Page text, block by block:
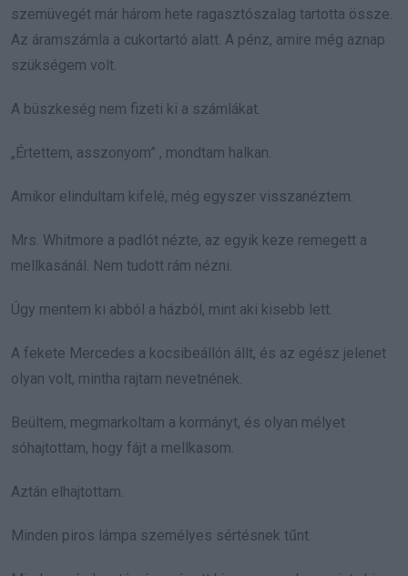
szemüvegét már három hete ragasztószalag tartotta össze.
Az áramszámla a cukortartó alatt. A pénz, amire még aznap
szükségem volt.
A büszkeség nem fizeti ki a számlákat.
„Értettem, asszonyom” , mondtam halkan.
Amikor elindultam kifelé, még egyszer visszanéztem.
Mrs. Whitmore a padlót nézte, az egyik keze remegett a
mellkasánál. Nem tudott rám nézni.
Úgy mentem ki abból a házból, mint aki kisebb lett.
A fekete Mercedes a kocsibeállón állt, és az egész jelenet
olyan volt, mintha rajtam nevetnének.
Beültem, megmarkoltam a kormányt, és olyan mélyet
sóhajtottam, hogy fájt a mellkasom.
Aztán elhajtottam.
Minden piros lámpa személyes sértésnek tűnt.